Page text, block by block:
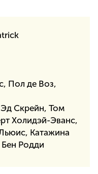
Пол де Воз,
Скрейн, Том
Холидэй-Эванс,
Катажина
Родди